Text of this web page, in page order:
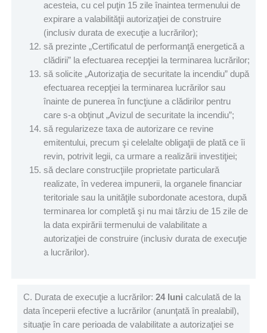
acesteia, cu cel puţin 15 zile înaintea termenului de
expirare a valabilităţii autorizaţiei de construire
(inclusiv durata de execuţie a lucrărilor);
să prezinte „Certificatul de performanţă energetică a
clădirii” la efectuarea recepţiei la terminarea lucrărilor;
să solicite „Autorizaţia de securitate la incendiu” după
efectuarea recepţiei la terminarea lucrărilor sau
înainte de punerea în funcţiune a clădirilor pentru
care s-a obţinut „Avizul de securitate la incendiu”;
să regularizeze taxa de autorizare ce revine
emitentului, precum şi celelalte obligaţii de plată ce îi
revin, potrivit legii, ca urmare a realizării investiţiei;
să declare construcţiile proprietate particulară
realizate, în vederea impunerii, la organele financiar
teritoriale sau la unităţile subordonate acestora, după
terminarea lor completă şi nu mai târziu de 15 zile de
la data expirării termenului de valabilitate a
autorizaţiei de construire (inclusiv durata de execuţie
a lucrărilor).
C. Durata de execuţie a lucrărilor: 24 luni calculată de la
data începerii efective a lucrărilor (anunţată în prealabil),
situaţie în care perioada de valabilitate a autorizaţiei se